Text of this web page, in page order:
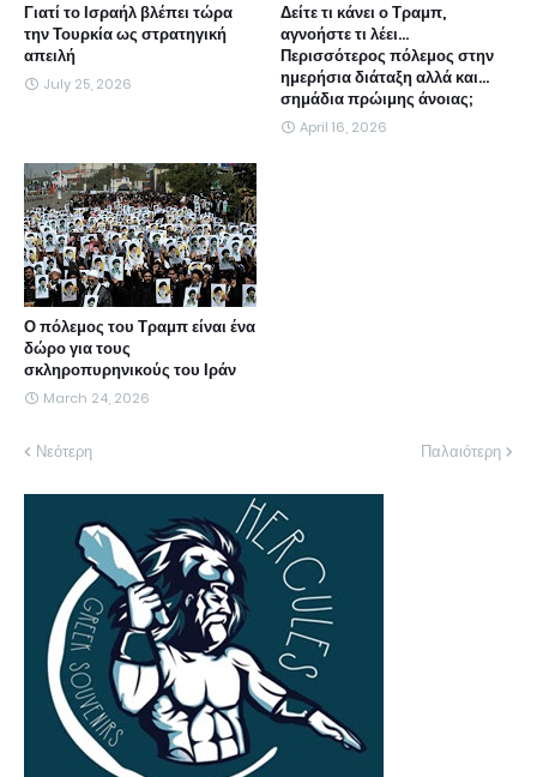
Γιατί το Ισραήλ βλέπει τώρα
την Τουρκία ως στρατηγική
απειλή
July 25, 2026
Δείτε τι κάνει ο Τραμπ,
αγνοήστε τι λέει...
Περισσότερος πόλεμος στην
ημερήσια διάταξη αλλά και...
σημάδια πρώιμης άνοιας;
April 16, 2026
Ο πόλεμος του Τραμπ είναι ένα
δώρο για τους
σκληροπυρηνικούς του Ιράν
March 24, 2026
Νεότερη Παλαιότερη